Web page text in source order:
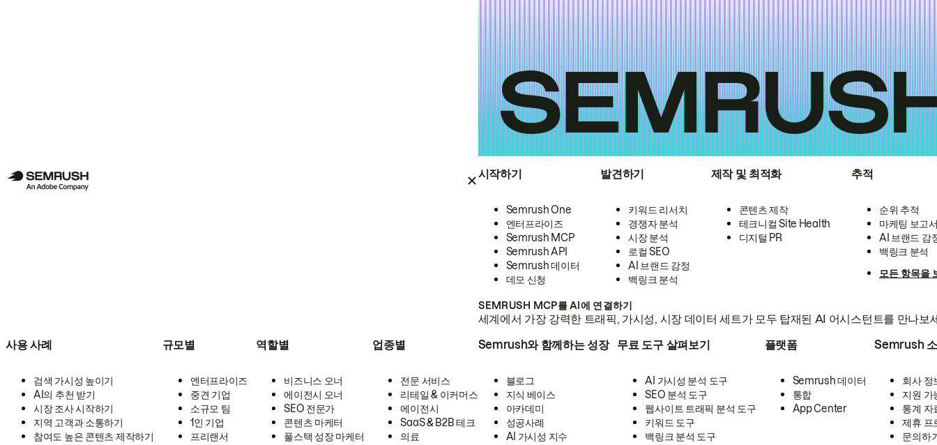
시작하기
Semrush One
엔터프라이즈
Semrush MCP
Semrush API
Semrush 데이터
데모 신청
발견하기
키워드 리서치
경쟁자 분석
시장 분석
로컬 SEO
AI 브랜드 감정
백링크 분석
제작 및 최적화
콘텐츠 제작
테크니컬 Site Health
디지털 PR
추적
순위 추적
마케팅 보고
AI 브랜드 감
백링크 분석
모든 항목을
SEMRUSH MCP를 AI에 연결하기
세계에서 가장 강력한 트래픽, 가시성, 시장 데이터 세트가 모두 탑재된 AI 어시스턴트를 만나보
사용 사례
검색 가시성 높이기
AI의 추천 받기
시장 조사 시작하기
지역 고객과 소통하기
참여도 높은 콘텐츠 제작하기
규모별
엔터프라이즈
중견 기업
소규모 팀
1인 기업
프리랜서
역할별
비즈니스 오너
에이전시 오너
SEO 전문가
콘텐츠 마케터
풀스택 성장 마케터
업종별
전문 서비스
리테일 & 이커머스
에이전시
SaaS & B2B 테크
의료
Semrush와 함께하는 성장
블로그
지식 베이스
아카데미
성공사례
AI 가시성 지수
무료 도구 살펴보기
AI 가시성 분석 도구
SEO 분석 도구
웹사이트 트래픽 분석 도구
키워드 도구
백링크 분석 도구
플랫폼
Semrush 데이터
통합
App Center
Semrush
회사 정
지원 가
통계 자
제휴 프
문의하